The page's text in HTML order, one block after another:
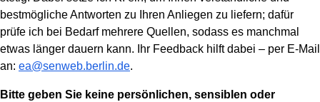
bestmögliche Antworten zu Ihren Anliegen zu liefern; dafür
prüfe ich bei Bedarf mehrere Quellen, sodass es manchmal
etwas länger dauern kann. Ihr Feedback hilft dabei – per E-Mail
an: ea@senweb.berlin.de.
Bitte geben Sie keine persönlichen, sensiblen oder